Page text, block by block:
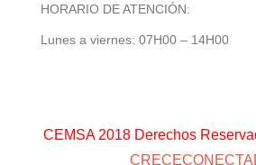
HORARIO DE ATENCIÓN:
Lunes a viernes: 07H00 – 14H00
CEMSA 2018 Derechos